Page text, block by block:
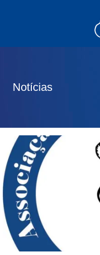
Notícias